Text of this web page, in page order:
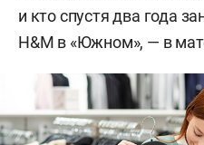
и кто спустя два года
H&M в «Южном», — в